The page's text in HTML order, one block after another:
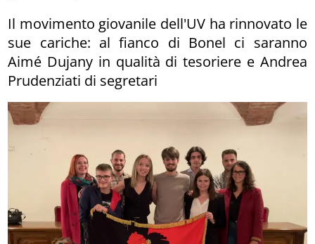
Il movimento giovanile dell'UV ha rinnovato le
sue cariche: al fianco di Bonel ci saranno
Aimé Dujany in qualità di tesoriere e Andrea
Prudenziati di segretari